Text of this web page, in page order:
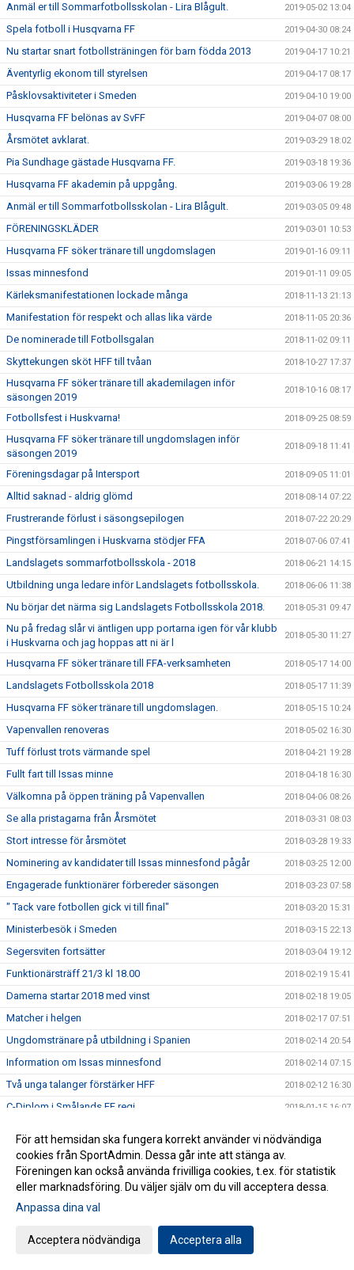
Anmäl er till Sommarfotbollsskolan - Lira Blågult. 2019-05-02 13:04
Spela fotboll i Husqvarna FF 2019-04-30 08:24
Nu startar snart fotbollsträningen för barn födda 2013 2019-04-17 10:21
Äventyrlig ekonom till styrelsen 2019-04-17 08:17
Påsklovsaktiviteter i Smeden 2019-04-10 19:00
Husqvarna FF belönas av SvFF 2019-04-07 08:00
Årsmötet avklarat. 2019-03-29 18:02
Pia Sundhage gästade Husqvarna FF. 2019-03-18 19:36
Husqvarna FF akademin på uppgång. 2019-03-06 19:28
Anmäl er till Sommarfotbollsskolan - Lira Blågult. 2019-03-05 09:48
FÖRENINGSKLÄDER 2019-03-01 10:53
Husqvarna FF söker tränare till ungdomslagen 2019-01-16 09:11
Issas minnesfond 2019-01-11 09:05
Kärleksmanifestationen lockade många 2018-11-13 21:13
Manifestation för respekt och allas lika värde 2018-11-05 20:36
De nominerade till Fotbollsgalan 2018-11-02 09:11
Skyttekungen sköt HFF till tvåan 2018-10-27 17:37
Husqvarna FF söker tränare till akademilagen inför
säsongen 2019
2018-10-16 08:17
Fotbollsfest i Huskvarna! 2018-09-25 08:59
Husqvarna FF söker tränare till ungdomslagen inför
säsongen 2019
2018-09-18 11:41
Föreningsdagar på Intersport 2018-09-05 11:01
Alltid saknad - aldrig glömd 2018-08-14 07:22
Frustrerande förlust i säsongsepilogen 2018-07-22 20:29
Pingstförsamlingen i Huskvarna stödjer FFA 2018-07-06 07:41
Landslagets sommarfotbollsskola - 2018 2018-06-21 14:15
Utbildning unga ledare inför Landslagets fotbollsskola. 2018-06-06 11:38
Nu börjar det närma sig Landslagets Fotbollsskola 2018. 2018-05-31 09:47
Nu på fredag slår vi äntligen upp portarna igen för vår klubb
i Huskvarna och jag hoppas att ni är l
2018-05-30 11:27
Husqvarna FF söker tränare till FFA-verksamheten 2018-05-17 14:00
Landslagets Fotbollsskola 2018 2018-05-17 11:39
Husqvarna FF söker tränare till ungdomslagen. 2018-05-15 10:24
Vapenvallen renoveras 2018-05-02 16:30
Tuff förlust trots värmande spel 2018-04-21 19:28
Fullt fart till Issas minne 2018-04-18 16:30
Välkomna på öppen träning på Vapenvallen 2018-04-06 08:26
Se alla pristagarna från Årsmötet 2018-03-31 08:03
Stort intresse för årsmötet 2018-03-28 19:33
Nominering av kandidater till Issas minnesfond pågår 2018-03-25 12:00
Engagerade funktionärer förbereder säsongen 2018-03-23 07:58
" Tack vare fotbollen gick vi till final" 2018-03-20 15:31
Ministerbesök i Smeden 2018-03-15 22:13
Segersviten fortsätter 2018-03-04 19:12
Funktionärsträff 21/3 kl 18.00 2018-02-19 15:41
Damerna startar 2018 med vinst 2018-02-18 19:05
Matcher i helgen 2018-02-17 07:51
Ungdomstränare på utbildning i Spanien 2018-02-14 20:54
Information om Issas minnesfond 2018-02-14 07:15
Två unga talanger förstärker HFF 2018-02-12 16:30
C-Diplom i Smålands FF regi. 2018-01-15 16:07
Spännande Akademichef klar
Boka din drömresa med HFF:s nya samarbetspartner 2017-12-13 18:37
Läsglädje ger spelglädje
Medlemsutskick
Positivt och lärorikt för ungdomsledarna.
För att hemsidan ska fungera korrekt använder vi nödvändiga
cookies från SportAdmin. Dessa går inte att stänga av.
Föreningen kan också använda frivilliga cookies, t.ex. för statistik
eller marknadsföring. Du väljer själv om du vill acceptera dessa.
Anpassa dina val
Acceptera nödvändiga Acceptera alla